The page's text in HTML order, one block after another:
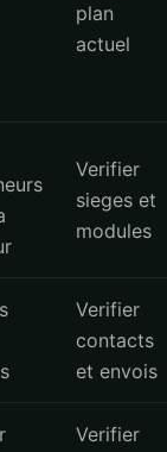
plan
actuel
Verifier
sieges et
modules
Verifier
contacts
et envois
Verifier